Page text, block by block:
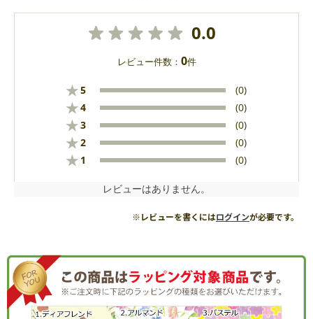
0.0
レビュー件数： 0件
★5 (0)
★4 (0)
★3 (0)
★2 (0)
★ 1 (0)
レビューはありません。
※レビューを書くにはログインが必要です。